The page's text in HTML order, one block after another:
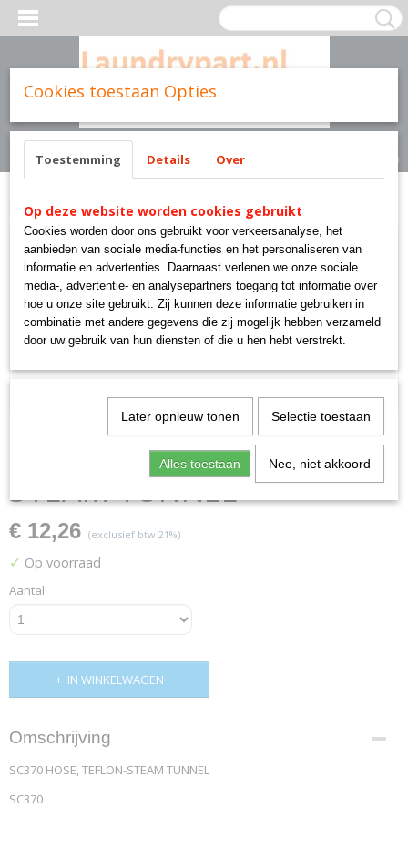
Inloggen Registreren
(0)
Home >Parts brands>Cissell>SC370 HOSE, TEFLON-STEAM TUNNEL
SC370 HOSE, TEFLON-
STEAM TUNNEL
€ 12,26 (exclusief btw 21%)
✓ Op voorraad
Aantal
IN WINKELWAGEN
Omschrijving
SC370 HOSE, TEFLON-STEAM TUNNEL
SC370
Cookies toestaan Opties
Toestemming Details Over
Op deze website worden cookies gebruikt
Cookies worden door ons gebruikt voor verkeersanalyse, het
aanbieden van sociale media-functies en het personaliseren van
informatie en advertenties. Daarnaast verlenen we onze sociale
media-, advertentie- en analysepartners toegang tot informatie over
hoe u onze site gebruikt. Zij kunnen deze informatie gebruiken in
combinatie met andere gegevens die zij mogelijk hebben verzameld
door uw gebruik van hun diensten of die u hen hebt verstrekt.
Later opnieuw tonen Selectie toestaan
Alles toestaan Nee, niet akkoord